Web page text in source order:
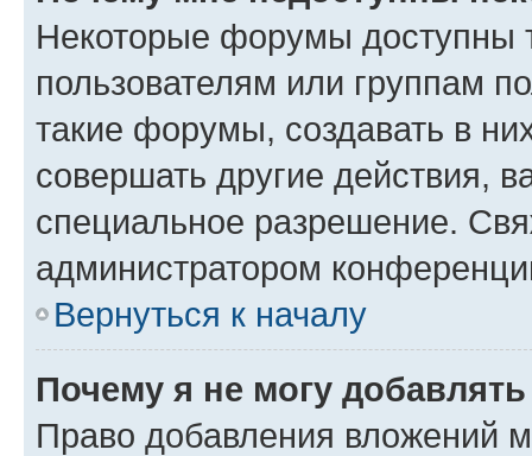
Некоторые форумы доступны
пользователям или группам
такие форумы, создавать в
совершать другие действия,
специальное разрешение.
администратором
Вернуться к началу
Почему я не могу
Право добавления вложений